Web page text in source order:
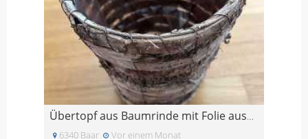
Übertopf aus Baumrinde mit Folie ausgelegt
6340 Baar Vor einem Monat